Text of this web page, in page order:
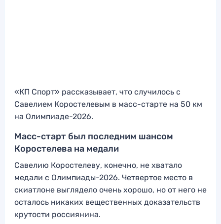
«КП Спорт» рассказывает, что случилось с
Савелием Коростелевым в масс-старте на 50 км
на Олимпиаде-2026.
Масс-старт был последним шансом
Коростелева на медали
Савелию Коростелеву, конечно, не хватало
медали с Олимпиады-2026. Четвертое место в
скиатлоне выглядело очень хорошо, но от него не
осталось никаких вещественных доказательств
крутости россиянина.